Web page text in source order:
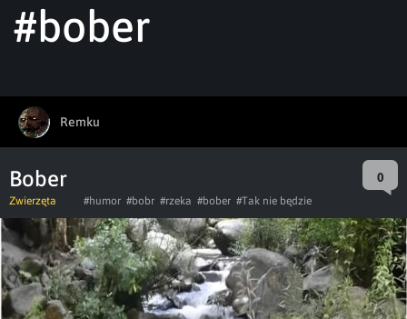
#bober
Remku
Bober 0
Zwierzęta #humor #bobr #rzeka #bober #Tak nie będzie